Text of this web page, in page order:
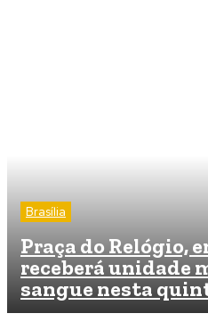
Brasília
Praça do Relógio,
receberá unidade
sangue nesta